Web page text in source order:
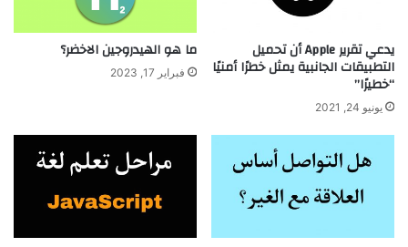
يدعي تقرير Apple أن تحميل
التطبيقات الجانبية يمثل خطرًا أمنيًا
“خطيرًا”
يونيو 24, 2021
ما هو الهيدروجين الاخضر؟
فبراير 17, 2023